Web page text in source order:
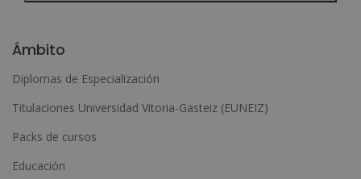
e
r
n
Ámbito
Diplomas de Especialización
Titulaciones Universidad Vitoria-Gasteiz (EUNEIZ)
Packs de cursos
Educación